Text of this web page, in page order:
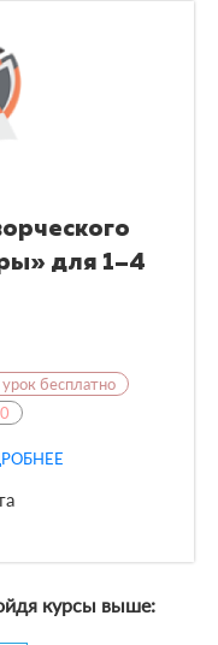
для 1–4
бесплатно
0
курсы выше: